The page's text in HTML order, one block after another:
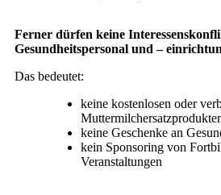
Ferner dürfen keine
Gesundheitspersonal und –
Das bedeutet:
keine kostenlosen oder
keine Geschenke an
kein Sponsoring von
Veranstaltungen